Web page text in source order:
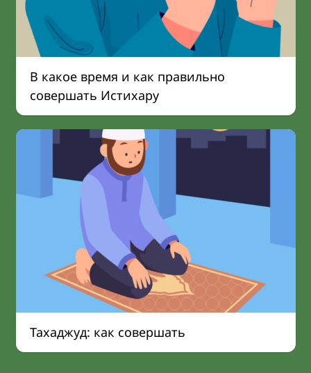
В какое время и как правильно
совершать Истихару
Тахаджуд: как совершать